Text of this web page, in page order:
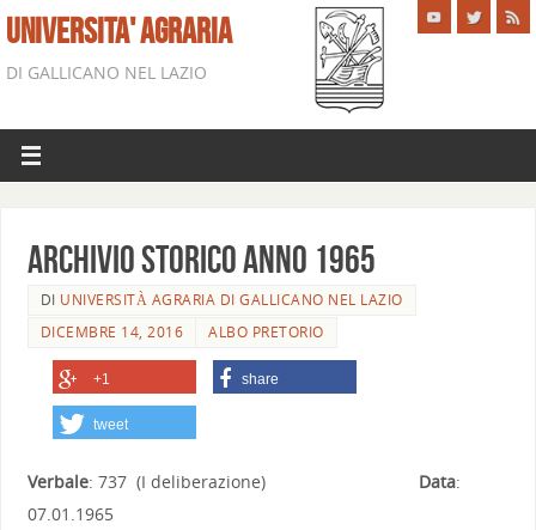
UNIVERSITA' AGRARIA
DI GALLICANO NEL LAZIO
Archivio storico anno 1965
DI UNIVERSITÀ AGRARIA DI GALLICANO NEL LAZIO
DICEMBRE 14, 2016
ALBO PRETORIO
+1 share
tweet
Verbale: 737 (I deliberazione) Data:
07.01.1965